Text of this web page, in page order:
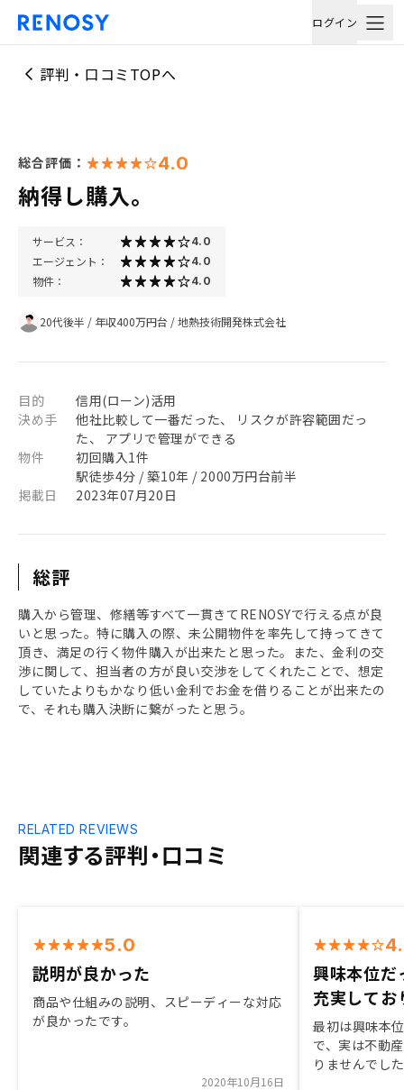
ログイン
評判・口コミTOPへ
総合評価： 4.0
納得し購入。
サービス： 4.0
エージェント： 4.0
物件： 4.0
20代後半 / 年収400万円台 /地熱技術開発株式会社
目的
信用(ローン)活用
決め手
他社比較して一番だった、 リスクが許容範囲だっ
た、 アプリで管理ができる
物件
初回購入1件
駅徒歩4分 / 築10年 / 2000万円台前半
掲載日
2023年07月20日
総評
購入から管理、修繕等すべて一貫きてRENOSYで行える点が良
いと思った。特に購入の際、未公開物件を率先して持ってきて
頂き、満足の行く物件購入が出来たと思った。また、金利の交
渉に関して、担当者の方が良い交渉をしてくれたことで、想定
していたよりもかなり低い金利でお金を借りることが出来たの
で、それも購入決断に繋がったと思う。
関連する評判・口コミ
RELATED REVIEWS
5.0
説明が良かった
商品や仕組みの説明、スピーディーな対応
が良かったです。
2020年10月16日
興味本位だ
充実してお
最初は興味本
で、実は不動
りませんでし